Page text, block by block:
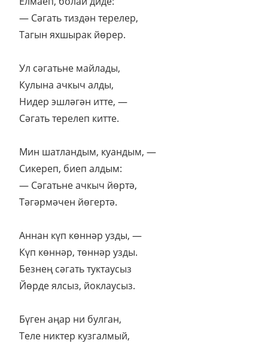
— Сәгать тиздән терелер,
Тагын яхшырак йөрер.
Ул сәгатьне майлады,
Кулына ачкыч алды,
Нидер эшләгән итте, —
Сәгать терелеп китте.
Мин шатландым, куандым, —
Сикереп, биеп алдым:
— Сәгатьне ачкыч йөртә,
Тәгәрмәчен йөгертә.
Аннан күп көннәр узды, —
Күп көннәр, төннәр узды.
Безнең сәгать туктаусыз
Йөрде ялсыз, йоклаусыз.
Бүген аңар ни булган,
Теле никтер кузгалмый,